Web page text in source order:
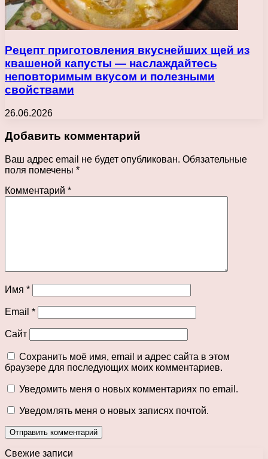
Рецепт приготовления вкуснейших щей из
квашеной капусты — наслаждайтесь
неповторимым вкусом и полезными
свойствами
26.06.2026
Добавить комментарий
Ваш адрес email не будет опубликован. Обязательные
поля помечены *
Комментарий *
Имя *
Email *
Сайт
Сохранить моё имя, email и адрес сайта в этом
браузере для последующих моих комментариев.
Уведомить меня о новых комментариях по email.
Уведомлять меня о новых записях почтой.
Свежие записи